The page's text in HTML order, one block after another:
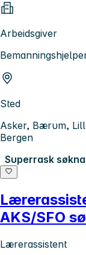
Arbeidsgiver
Sted
Asker, Bærum,
Bergen
Superrask
AKS/SFO
Lærerassistent